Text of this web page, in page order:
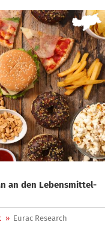
» Eurac Research